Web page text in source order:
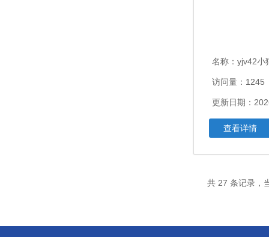
名称： yjv42小猫电
访问量：1245
更新日期：
查看详情
共 27 条记录